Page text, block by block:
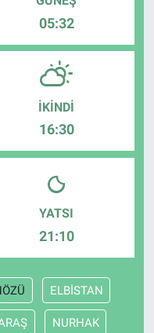
05:32
İKINDI
16:30
YATSI
21:10
ELBİSTAN
NURHAK